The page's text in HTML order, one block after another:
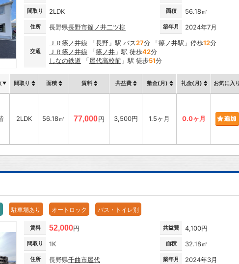
間取り 2LDK 面積 56.18㎡
住所 長野県長野市篠ノ井二ツ柳 築年月 2024年7月
交通
ＪＲ篠ノ井線 「長野 」駅 バス27分 「篠ノ井駅」停歩12分
ＪＲ篠ノ井線 「篠ノ井 」駅 徒歩42分
しなの鉄道 「屋代高校前 」駅 徒歩51分
間取り 面積 賃料 共益費 敷金(月) 礼金(月) お気に入り
2LDK 56.18㎡ 77,000円 3,500円 1.5ヶ月 0.0ヶ月
駐車場あり オートロック バス・トイレ別
賃料 52,000円 共益費 4,100円
間取り 1K 面積 32.18㎡
住所 長野県千曲市屋代 築年月 2024年3月